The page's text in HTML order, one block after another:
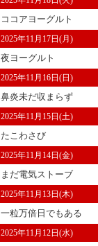
ココアヨーグルト
2025年11月17日(月)
夜ヨーグルト
2025年11月16日(日)
鼻炎未だ収まらず
2025年11月15日(土)
たこわさび
2025年11月14日(金)
まだ電気ストーブ
2025年11月13日(木)
一粒万倍日でもある
2025年11月12日(水)